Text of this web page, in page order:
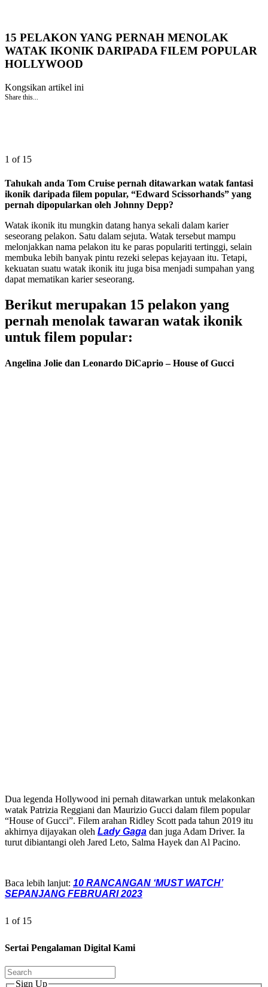
15 PELAKON YANG PERNAH MENOLAK
WATAK IKONIK DARIPADA FILEM POPULAR
HOLLYWOOD
Kongsikan artikel ini
Share this...
1 of 15
Tahukah anda Tom Cruise pernah ditawarkan watak fantasi
ikonik daripada filem popular, “Edward Scissorhands” yang
pernah dipopularkan oleh Johnny Depp?
Watak ikonik itu mungkin datang hanya sekali dalam karier
seseorang pelakon. Satu dalam sejuta. Watak tersebut mampu
melonjakkan nama pelakon itu ke paras populariti tertinggi, selain
membuka lebih banyak pintu rezeki selepas kejayaan itu. Tetapi,
kekuatan suatu watak ikonik itu juga bisa menjadi sumpahan yang
dapat mematikan karier seseorang.
Berikut merupakan 15 pelakon yang
pernah menolak tawaran watak ikonik
untuk filem popular:
Angelina Jolie dan Leonardo DiCaprio – House of Gucci
Dua legenda Hollywood ini pernah ditawarkan untuk melakonkan
watak Patrizia Reggiani dan Maurizio Gucci dalam filem popular
“House of Gucci”. Filem arahan Ridley Scott pada tahun 2019 itu
akhirnya dijayakan oleh Lady Gaga dan juga Adam Driver. Ia
turut dibiantangi oleh Jared Leto, Salma Hayek dan Al Pacino.
Baca lebih lanjut: 10 RANCANGAN ‘MUST WATCH’
SEPANJANG FEBRUARI 2023
1 of 15
Sertai Pengalaman Digital Kami
Sign Up